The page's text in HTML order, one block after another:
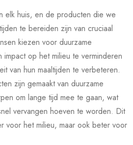
elk huis, en de producten die we
te bereiden zijn van cruciaal
kiezen voor duurzame
impact op het milieu te verminderen
van hun maaltijden te verbeteren.
zijn gemaakt van duurzame
om lange tijd mee te gaan, wat
vervangen hoeven te worden. Dit
voor het milieu, maar ook beter voor